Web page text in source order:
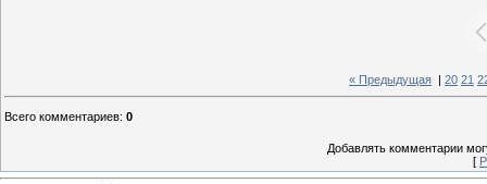
« Предыдущая 20 21
Всего комментариев: 0
Добавлять комментарии
[